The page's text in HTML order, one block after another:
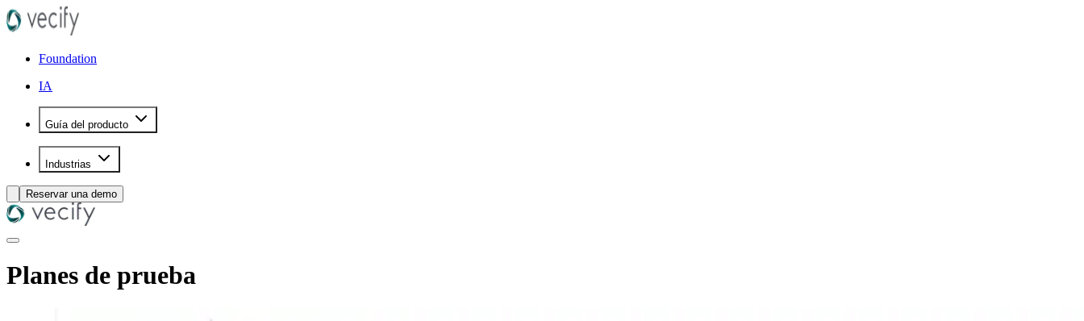
Foundation
IA
Guía del producto
Industrias
Reservar una demo
Planes de prueba